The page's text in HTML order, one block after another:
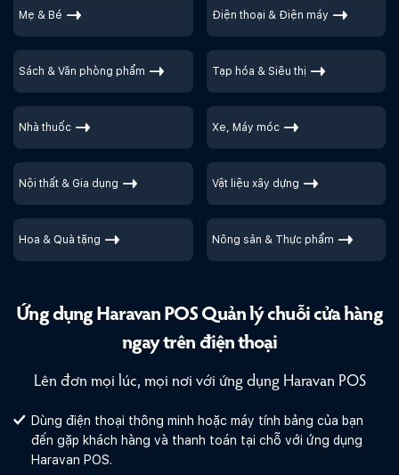
Mẹ & Bé Điện thoại & Điện máy
Sách & Văn phòng phẩm Tạp hóa & Siêu thị
Nhà thuốc Xe, Máy móc
Nội thất & Gia dụng Vật liệu xây dựng
Hoa & Quà tặng Nông sản & Thực phẩm
Ứng dụng Haravan POS Quản lý chuỗi cửa hàng
ngay trên điện thoại
Lên đơn mọi lúc, mọi nơi với ứng dụng Haravan POS
Dùng điện thoại thông minh hoặc máy tính bảng của bạn
đến gặp khách hàng và thanh toán tại chỗ với ứng dụng
Haravan POS.